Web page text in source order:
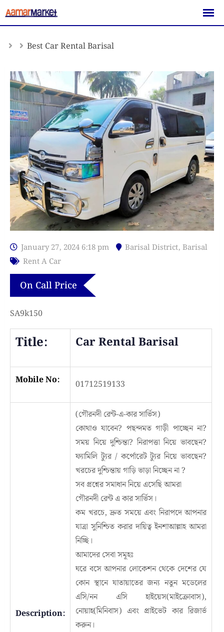
Skip
to
Best Car Rental Barisal
January 27, 2024 6:18 pm Barisal District, Barisal
Rent A Car
On Call Price
SA9k150
Title: Car Rental Barisal
Mobile No: 01712519133
Description:
(গৌরনদী রেন্ট-এ-কার সার্ভিস)
কোথাও যাবেন? পছন্দমত গাড়ী পাচ্ছেন না?
সময় নিয়ে দুশ্চিন্তা? নিরাপত্তা নিয়ে ভাবছেন?
ফ্যামিলি ট্যুর / কর্পোরেট ট্যুর নিয়ে ভাবছেন?
খরচের দুশ্চিন্তায় গাড়ি ভাড়া নিচ্ছেন না ?
সব প্রশ্নের সমাধান নিয়ে এসেছি আমরা
গৌরনদী রেন্ট এ কার সার্ভিস।
কম খরচে, দ্রুত সময়ে এবং নিরাপদে আপনার
যাত্রা সুনিশ্চিত করার দায়িত্ব ইনশাআল্লাহ আমরা
নিচ্ছি।
আমাদের সেবা সমূহঃ
ঘরে বসে আপনার লোকেশন থেকে দেশের যে
কোন স্থানে যাতায়াতের জন্য নতুন মডেলের
এসি/নন এসি হাইয়েস(মাইক্রোবাস),
নোয়াহ(মিনিবাস) এবং প্রাইভেট কার রিজার্ভ
করুন।